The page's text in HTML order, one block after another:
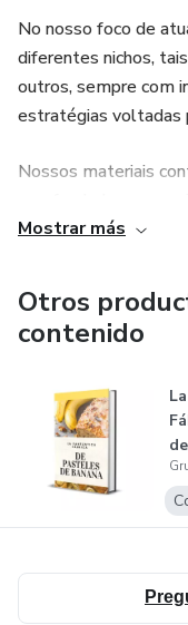
No nosso foco de
diferentes nichos,
outros, sempre com
estratégias voltadas
Nossos materiais
estratégia que
totalmente
Mostrar más
Otros
contenido